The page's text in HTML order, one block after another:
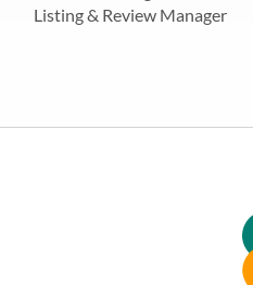
Listing & Review Manager